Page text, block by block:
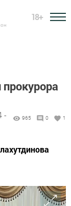
18+
-
965 0 1